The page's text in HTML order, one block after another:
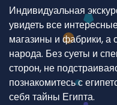
Индивидуальная
увидеть все
магазины и фабрики,
народа. Без суеты и
сторон, не
познакомитесь с
себя тайны Египта.